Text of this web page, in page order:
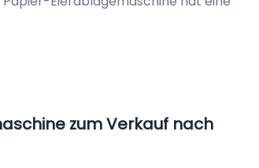
zum Verkauf nach